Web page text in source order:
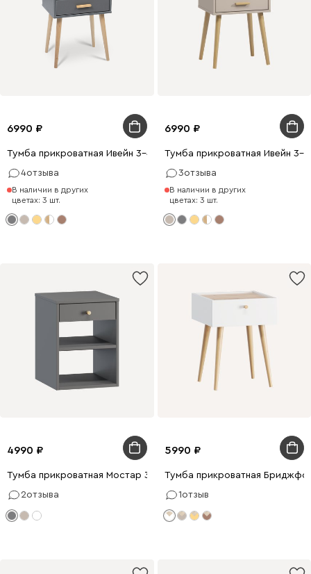
6990
Тумба прикроватная Ивейн 3-42x62 Графитовый
4отзыва
В наличии в других
цветах: 3 шт.
6990
Тумба прикроватная Ивейн 3-
3отзыва
В наличии в других
цветах: 3 шт.
4990
Тумба прикроватная Мостар 36x49 Графитовый
2отзыва
5990
Тумба прикроватная
1отзыв